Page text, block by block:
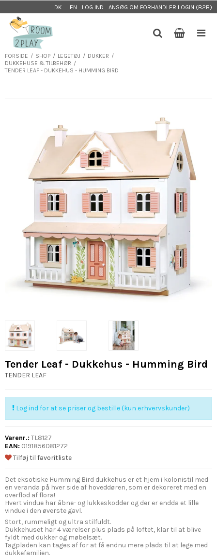
DK EN LOG IND ANSØG OM FORHANDLER LOGIN (B2B)
FORSIDE / SHOP / LEGETØJ / DUKKER /
DUKKEHUSE & TILBEHØR /
TENDER LEAF - DUKKEHUS - HUMMING BIRD
Tender Leaf - Dukkehus - Humming Bird
TENDER LEAF
Log ind for at se priser og bestille (kun erhvervskunder)
Varenr.: TL8127
EAN: 0191856081272
Tilføj til favoritliste
Det eksotiske Humming Bird dukkehus er et hjem i kolonistil med
en veranda på hver side af hoveddøren, som er dekoreret med en
overflod af flora!
Hvert vindue har åbne- og lukkeskodder og der er endda et lille
vindue i den øverste gavl.
Stort, rummeligt og ultra stilfuldt.
Dukkehuset har 4 værelser plus plads på loftet, klar til at blive
fyldt med dukker og møbelsæt.
Tagpladen kan tages af for at få endnu mere plads til at lege med
dukkefamilien.